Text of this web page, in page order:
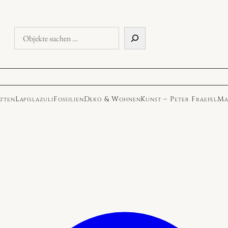
Objekte
suchen
LapislazuliFossilienDeko & WohnenKunst – Peter Fraefel